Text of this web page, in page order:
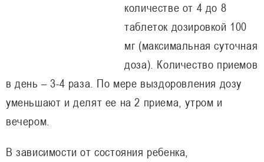
количестве от 4 до 8
таблеток дозировкой 100
мг (максимальная суточная
доза). Количество приемов
в день – 3-4 раза. По мере выздоровления дозу
уменьшают и делят ее на 2 приема, утром и
вечером.
В зависимости от состояния ребенка,